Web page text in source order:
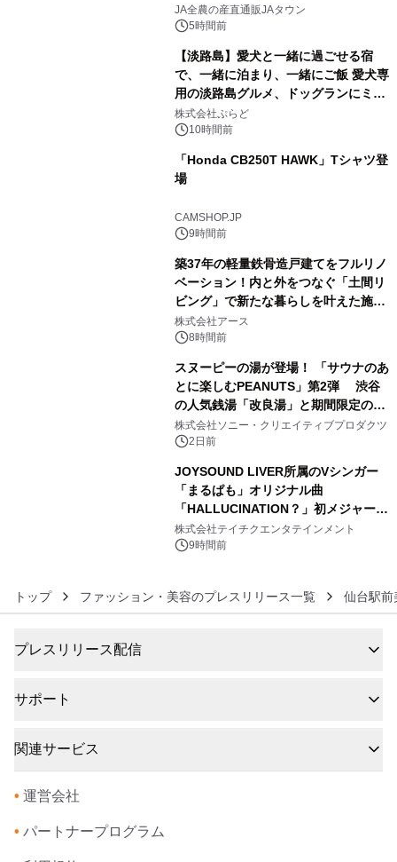
販売！～毎月１０日の定例企画～
JA全農の産直通販JAタウン
5時間前
【淡路島】愛犬と一緒に過ごせる宿
で、一緒に泊まり、一緒にご飯 愛犬専
用の淡路島グルメ、ドッグランにミニ
プール グランピングとトレーラーハウ
スの2施設で
株式会社ぷらど
10時間前
「Honda CB250T HAWK」Tシャツ登
場
CAMSHOP.JP
9時間前
築37年の軽量鉄骨造戸建てをフルリノ
ベーション！内と外をつなぐ「土間リ
ビング」で新たな暮らしを叶えた施工
事例を株式会社アースが公開
株式会社アース
8時間前
スヌーピーの湯が登場！ 「サウナのあ
とに楽しむPEANUTS」第2弾 渋谷
の人気銭湯「改良湯」と期間限定のコ
ラボレーション サウナイキタイコラ
ボグッズも発売決定！
株式会社ソニー・クリエイティブプロダクツ
2日前
JOYSOUND LIVER所属のVシンガー
「まるぱも」オリジナル曲
「HALLUCINATION？」初メジャー配
信リリース決定！
株式会社テイチクエンタテインメント
9時間前
トップ ファッション・美容のプレスリリース一覧 仙台駅前
プレスリリース配信
サポート
関連サービス
• 運営会社
• パートナープログラム